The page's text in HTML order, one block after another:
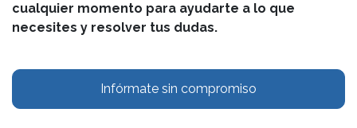
cualquier momento para ayudarte a lo que
necesites y resolver tus dudas.
Infórmate sin compromiso